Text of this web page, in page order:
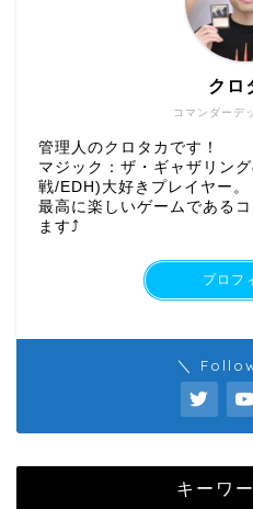
コマンダーデ
クロ
管理人のクロタカです！
マジック：ザ・ギャザリン
戦/EDH)大好きプレイヤー。
最高に楽しいゲームである
ます⤴︎
プロフ
＼
キーワ